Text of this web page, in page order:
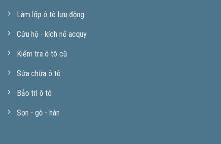
Làm lốp ô tô lưu động
Cứu hộ - kích nổ acquy
Kiểm tra ô tô cũ
Sửa chữa ô tô
Bảo trì ô tô
Sơn - gò - hàn